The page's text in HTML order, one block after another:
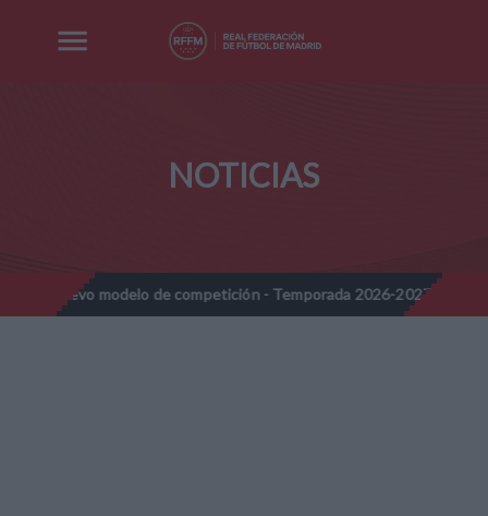
NOTICIAS
modelo de competición - Temporada 2026-2027 // Nota